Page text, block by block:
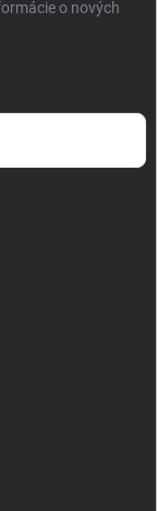
o nových